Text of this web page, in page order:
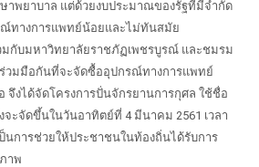
าพยาบาล แต่ด้วยงบประมาณของรัฐที่มีจำกัด
ทางการแพทย์น้อยและไม่ทันสมัย
มกับมหาวิทยาลัยราชภัฏเพชรบูรณ์ และชมรม
วมมือกันที่จะจัดซื้ออุปกรณ์ทางการแพทย์
จึงได้จัดโครงการปั่นจักรยานการกุศล ใช้ชื่อ
จะจัดขึ้นในวันอาทิตย์ที่ 4 มีนาคม 2561 เวลา
ป็นการช่วยให้ประชาชนในท้องถิ่นได้รับการ
าพ